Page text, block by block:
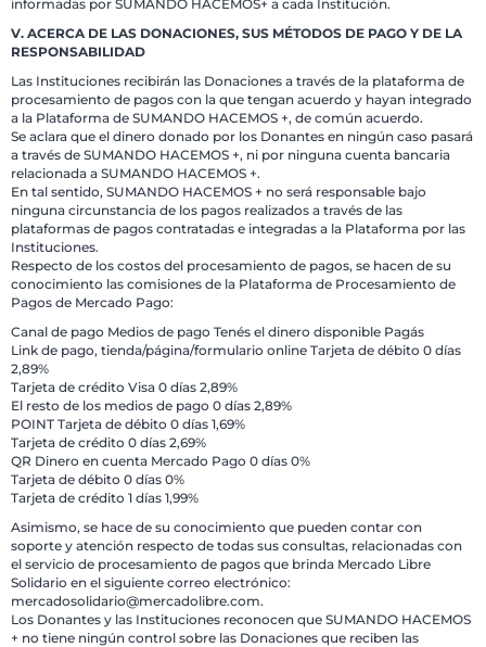
informadas por SUMANDO HACEMOS+ a cada Institución.
V. ACERCA DE LAS DONACIONES, SUS MÉTODOS DE PAGO Y DE LA
RESPONSABILIDAD
Las Instituciones recibirán las Donaciones a través de la plataforma de
procesamiento de pagos con la que tengan acuerdo y hayan integrado
a la Plataforma de SUMANDO HACEMOS +, de común acuerdo.
Se aclara que el dinero donado por los Donantes en ningún caso pasará
a través de SUMANDO HACEMOS +, ni por ninguna cuenta bancaria
relacionada a SUMANDO HACEMOS +.
En tal sentido, SUMANDO HACEMOS + no será responsable bajo
ninguna circunstancia de los pagos realizados a través de las
plataformas de pagos contratadas e integradas a la Plataforma por las
Instituciones.
Respecto de los costos del procesamiento de pagos, se hacen de su
conocimiento las comisiones de la Plataforma de Procesamiento de
Pagos de Mercado Pago:
Canal de pago Medios de pago Tenés el dinero disponible Pagás
Link de pago, tienda/página/formulario online Tarjeta de débito 0 días
2,89%
Tarjeta de crédito Visa 0 días 2,89%
El resto de los medios de pago 0 días 2,89%
POINT Tarjeta de débito 0 días 1,69%
Tarjeta de crédito 0 días 2,69%
QR Dinero en cuenta Mercado Pago 0 días 0%
Tarjeta de débito 0 días 0%
Tarjeta de crédito 1 días 1,99%
Asimismo, se hace de su conocimiento que pueden contar con
soporte y atención respecto de todas sus consultas, relacionadas con
el servicio de procesamiento de pagos que brinda Mercado Libre
Solidario en el siguiente correo electrónico:
mercadosolidario@mercadolibre.com.
Los Donantes y las Instituciones reconocen que SUMANDO HACEMOS
+ no tiene ningún control sobre las Donaciones que reciben las